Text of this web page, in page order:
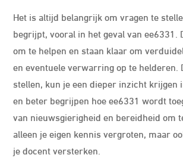
Het is altijd belangrijk om vragen te
begrijpt, vooral in het geval van ee6331.
om te helpen en staan klaar om
en eventuele verwarring op te helderen.
stellen, kun je een dieper inzicht krijgen
en beter begrijpen hoe ee6331 wordt
van nieuwsgierigheid en bereidheid om
alleen je eigen kennis vergroten, maar
je docent versterken.